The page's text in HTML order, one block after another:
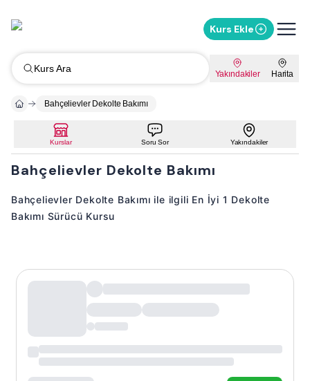
Kurs Ekle
Kurs Ara Yakındakiler Harita
Bahçelievler Dekolte Bakımı
Kurslar Soru Sor Yakındakiler
Bahçelievler Dekolte Bakımı
Bahçelievler Dekolte Bakımı ile ilgili En İyi 1 Dekolte
Bakımı Sürücü Kursu